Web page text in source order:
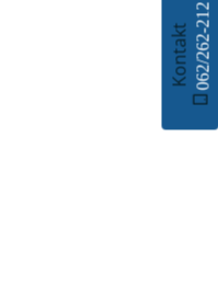
Kontakt062/262-212